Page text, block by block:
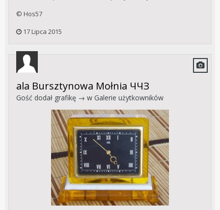
© Hos57
17 Lipca 2015
ala Bursztynowa Mołnia ЧЧЗ
Gość dodał grafikę → w Galerie użytkowników